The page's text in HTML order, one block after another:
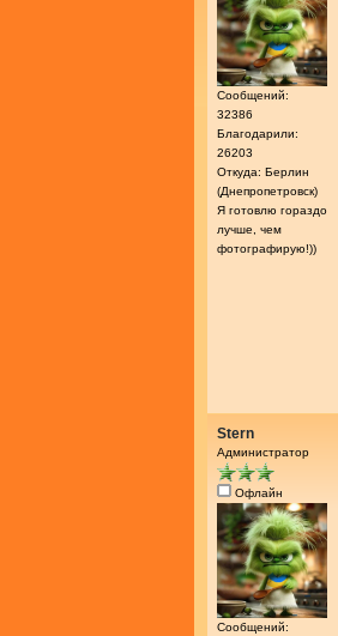
Сообщений:
32386
Благодарили:
26203
Откуда: Берлин
(Днепропетровск)
Я готовлю гораздо
лучше, чем
фотографирую!))
Stern
Администратор
Офлайн
Сообщений: